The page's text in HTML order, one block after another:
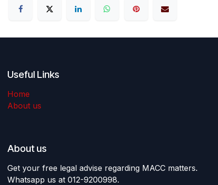
Useful Links
Home
About us
About us
Get your free legal advise regarding MACC matters.
Whatsapp us at 012-9200998.